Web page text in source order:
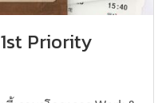
Priority